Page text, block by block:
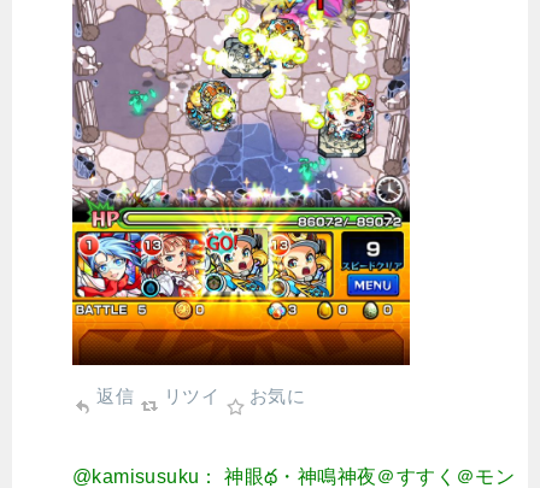
返信 リツイ お気に
@kamisusuku： 神眼థ・神鳴神夜＠すすく＠モン